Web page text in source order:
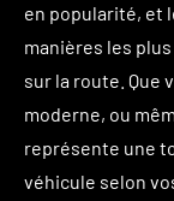
en popularité, et
manières les
sur la route. Que
moderne, ou
représente une
véhicule selon